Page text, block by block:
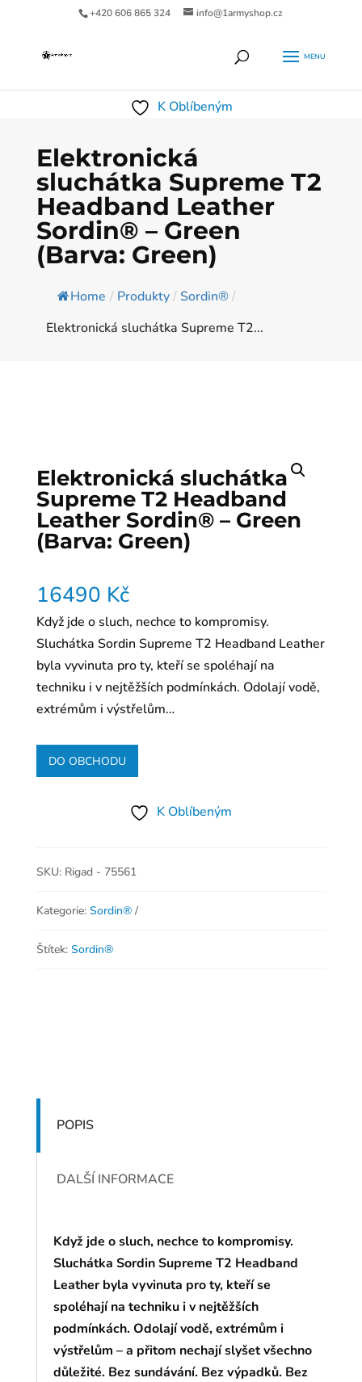
+420 606 865 324 info@1armyshop.cz
K Oblíbeným
Elektronická
sluchátka Supreme T2
Headband Leather
Sordin® – Green
(Barva: Green)
Home / Produkty/Sordin®/
Elektronická sluchátka Supreme T2...
Elektronická sluchátka
Supreme T2 Headband
Leather Sordin® – Green
(Barva: Green)
16490 Kč
Když jde o sluch, nechce to kompromisy.
Sluchátka Sordin Supreme T2 Headband Leather
byla vyvinuta pro ty, kteří se spoléhají na
techniku i v nejtěžších podmínkách. Odolají vodě,
extrémům i výstřelům…
DO OBCHODU
K Oblíbeným
SKU: Rigad - 75561
Kategorie: Sordin®
Štítek: Sordin®
POPIS
DALŠÍ INFORMACE
Když jde o sluch, nechce to kompromisy.
Sluchátka Sordin Supreme T2 Headband
Leather byla vyvinuta pro ty, kteří se
spoléhají na techniku i v nejtěžších
podmínkách. Odolají vodě, extrémům i
výstřelům – a přitom nechají slyšet všechno
důležité. Bez sundávání. Bez výpadků. Bez